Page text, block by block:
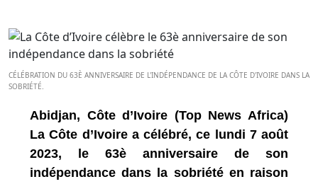
CÉLÉBRATION DU 63È ANNIVERSAIRE DE L'INDÉPENDANCE DE LA CÔTE D'IVOIRE DANS LA
SOBRIÉTÉ.
Abidjan, Côte d’Ivoire (Top News Africa)
La Côte d’Ivoire a célébré, ce lundi 7 août
2023, le 63è anniversaire de son
indépendance dans la sobriété en raison